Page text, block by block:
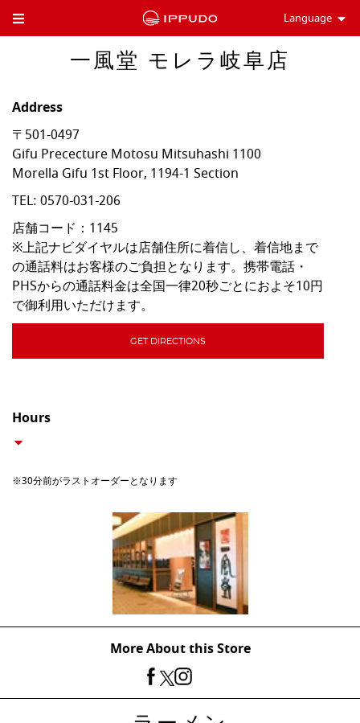
Toggle Header Menu Language
一風堂 モレラ岐阜店
Address
〒501-0497
Gifu Prececture Motosu Mitsuhashi 1100
Morella Gifu 1st Floor, 1194-1 Section
TEL: 0570-031-206
店舗コード：1145
※上記ナビダイヤルは店舗住所に着信し、着信地まで
の通話料はお客様のご負担となります。携帯電話・
PHSからの通話料金は全国一律20秒ごとにおよそ10円
で御利用いただけます。
GET DIRECTIONS
Hours
※30分前がラストオーダーとなります
More About this Store